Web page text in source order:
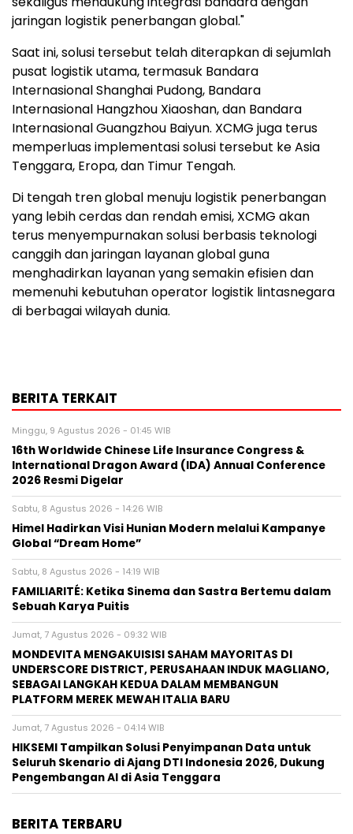
jaringan logistik penerbangan global."
Saat ini, solusi tersebut telah diterapkan di sejumlah
pusat logistik utama, termasuk Bandara
Internasional Shanghai Pudong, Bandara
Internasional Hangzhou Xiaoshan, dan Bandara
Internasional Guangzhou Baiyun. XCMG juga terus
memperluas implementasi solusi tersebut ke Asia
Tenggara, Eropa, dan Timur Tengah.
Di tengah tren global menuju logistik penerbangan
yang lebih cerdas dan rendah emisi, XCMG akan
terus menyempurnakan solusi berbasis teknologi
canggih dan jaringan layanan global guna
menghadirkan layanan yang semakin efisien dan
memenuhi kebutuhan operator logistik lintasnegara
di berbagai wilayah dunia.
BERITA TERKAIT
Minggu, 9 Agustus 2026 - 01:45 WIB
16th Worldwide Chinese Life Insurance Congress &
International Dragon Award (IDA) Annual Conference
2026 Resmi Digelar
Sabtu, 8 Agustus 2026 - 14:26 WIB
Himel Hadirkan Visi Hunian Modern melalui Kampanye
Global “Dream Home”
Sabtu, 8 Agustus 2026 - 14:19 WIB
FAMILIARITÉ: Ketika Sinema dan Sastra Bertemu dalam
Sebuah Karya Puitis
Jumat, 7 Agustus 2026 - 09:32 WIB
MONDEVITA MENGAKUISISI SAHAM MAYORITAS DI
UNDERSCORE DISTRICT, PERUSAHAAN INDUK MAGLIANO,
SEBAGAI LANGKAH KEDUA DALAM MEMBANGUN
PLATFORM MEREK MEWAH ITALIA BARU
Jumat, 7 Agustus 2026 - 04:14 WIB
HIKSEMI Tampilkan Solusi Penyimpanan Data untuk
Seluruh Skenario di Ajang DTI Indonesia 2026, Dukung
Pengembangan AI di Asia Tenggara
BERITA TERBARU